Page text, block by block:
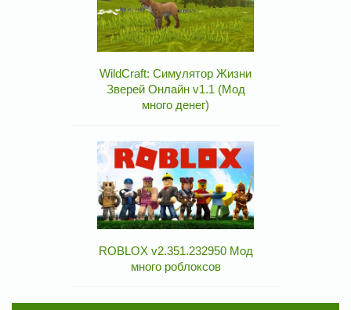
WildCraft: Симулятор Жизни
Зверей Онлайн v1.1 (Мод
много денег)
ROBLOX v2.351.232950 Мод
много роблоксов